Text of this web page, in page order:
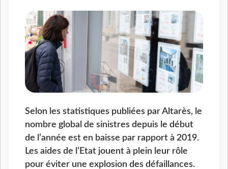
Selon les statistiques publiées par Altarès, le
nombre global de sinistres depuis le début
de l’année est en baisse par rapport à 2019.
Les aides de l’Etat jouent à plein leur rôle
pour éviter une explosion des défaillances.